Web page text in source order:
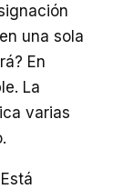
una sola
En
La
varias
Está